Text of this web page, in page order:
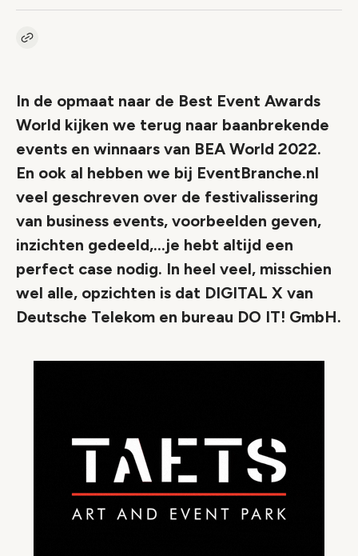
Kopieer link naar artikel
In de opmaat naar de Best Event Awards
World kijken we terug naar baanbrekende
events en winnaars van BEA World 2022.
En ook al hebben we bij EventBranche.nl
veel geschreven over de festivalissering
van business events, voorbeelden geven,
inzichten gedeeld,...je hebt altijd een
perfect case nodig. In heel veel, misschien
wel alle, opzichten is dat DIGITAL X van
Deutsche Telekom en bureau DO IT! GmbH.